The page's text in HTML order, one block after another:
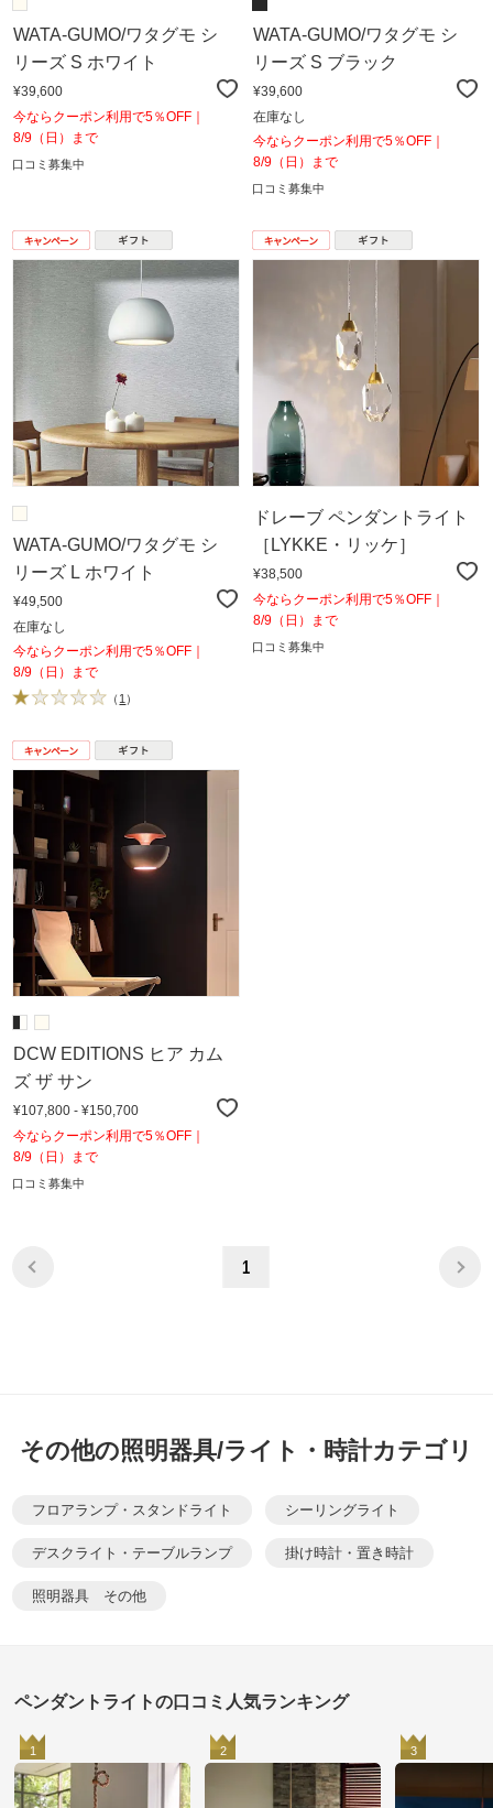
WATA-GUMO/ワタグモ シ
リーズ S ホワイト
¥39,600
今ならクーポン利用で5％OFF｜
8/9（日）まで
口コミ募集中
WATA-GUMO/ワタグモ シ
リーズ S ブラック
¥39,600
在庫なし
今ならクーポン利用で5％OFF｜
8/9（日）まで
口コミ募集中
WATA-GUMO/ワタグモ シ
リーズ L ホワイト
¥49,500
在庫なし
今ならクーポン利用で5％OFF｜
8/9（日）まで
（ 1 ）
ドレーブ ペンダントライト
［LYKKE・リッケ］
¥38,500
今ならクーポン利用で5％OFF｜
8/9（日）まで
口コミ募集中
DCW EDITIONS ヒア カム
ズ ザ サン
¥107,800 - ¥150,700
今ならクーポン利用で5％OFF｜
8/9（日）まで
口コミ募集中
1
その他の照明器具/ライト・時計カテゴリ
フロアランプ・スタンドライト シーリングライト
デスクライト・テーブルランプ 掛け時計・置き時計
照明器具 その他
ペンダントライトの口コミ人気ランキング
1 2 3